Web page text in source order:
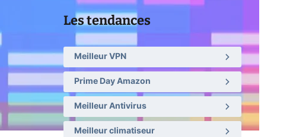
Les tendances
Meilleur VPN
Prime Day Amazon
Meilleur Antivirus
Meilleur climatiseur